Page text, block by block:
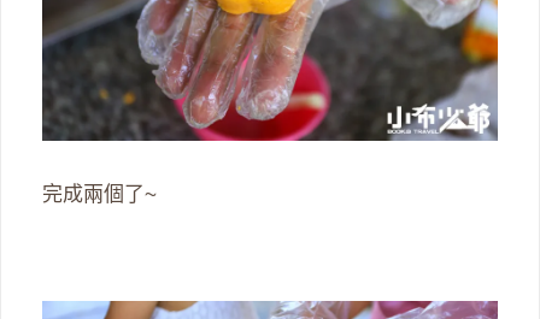
完成兩個了~